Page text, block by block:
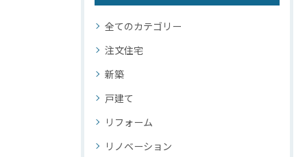
全てのカテゴリー
注文住宅
新築
戸建て
リフォーム
リノベーション